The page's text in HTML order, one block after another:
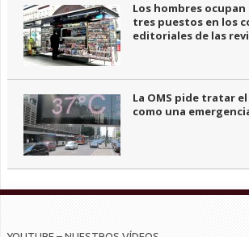
Los hombres ocupan
tres puestos en los
editoriales de las
La OMS pide tratar
como una